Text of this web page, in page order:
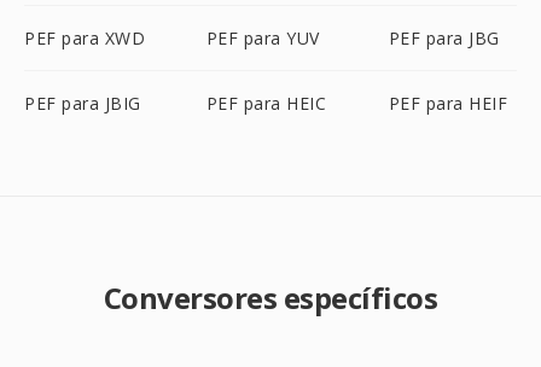
PEF para XWD PEF para YUV PEF para JBG
PEF para JBIG PEF para HEIC PEF para HEIF
Conversores específicos